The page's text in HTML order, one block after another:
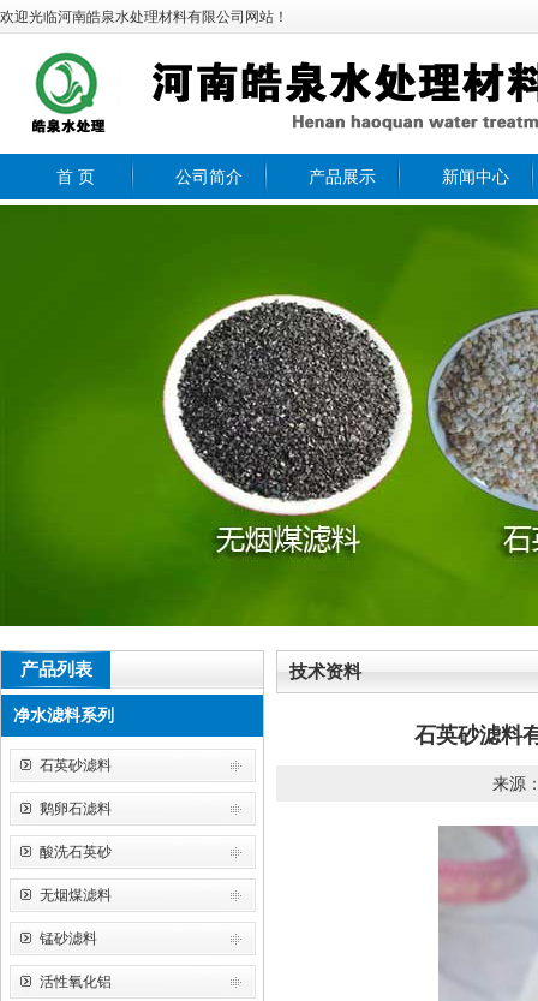
欢迎光临河南皓泉水处理材料有限公司网站！
首 页 公司简介 产品展示 新闻中心
产品列表
净水滤料系列
石英砂滤料
鹅卵石滤料
酸洗石英砂
无烟煤滤料
锰砂滤料
活性氧化铝
技术资料
石英砂滤料
来源